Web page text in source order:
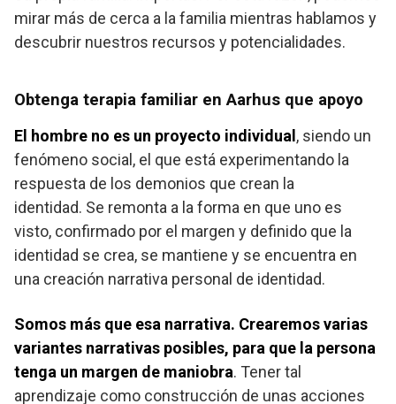
mirar más de cerca a la familia mientras hablamos y
descubrir nuestros recursos y potencialidades.
Obtenga terapia familiar en Aarhus que apoyo
El hombre no es un proyecto individual , siendo un
fenómeno social, el que está experimentando la
respuesta de los demonios que crean la
identidad. Se remonta a la forma en que uno es
visto, confirmado por el margen y definido que la
identidad se crea, se mantiene y se encuentra en
una creación narrativa personal de identidad.
Somos más que esa narrativa. Crearemos varias
variantes narrativas posibles, para que la persona
tenga un margen de maniobra. Tener tal
aprendizaje como construcción de unas acciones